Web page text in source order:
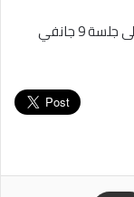
واثر الجلسة قررت الدائرة المتعهدة تأخير القضية الى جلسة 9 جانفي